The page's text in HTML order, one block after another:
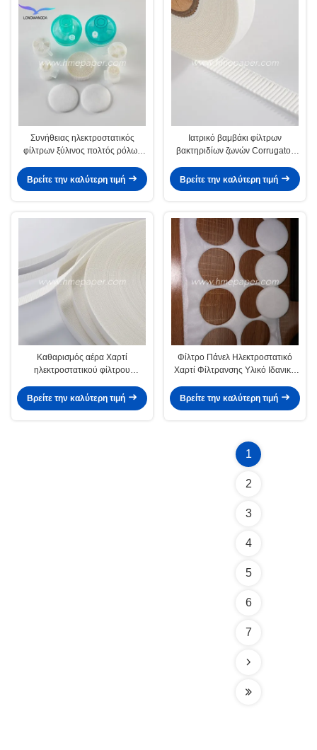
Συνήθειας ηλεκτροστατικός
φίλτρων ξύλινος πολτός ρόλων
HME κυματιστός
Βρείτε την καλύτερη τιμή
Ιατρικό βαμβάκι φίλτρων
βακτηριδίων ζωνών Corrugator
Βρείτε την καλύτερη τιμή
Καθαρισμός αέρα Χαρτί
ηλεκτροστατικού φίλτρου
Οπτιμοποιημένες συσκευές
Βρείτε την καλύτερη τιμή
Φίλτρο Πάνελ Ηλεκτροστατικό
Χαρτί Φίλτρανσης Υλικό Ιδανικό
Ανθεκτικές Λύσεις Φίλτρανσης
Βρείτε την καλύτερη τιμή
1
2
3
4
5
6
7